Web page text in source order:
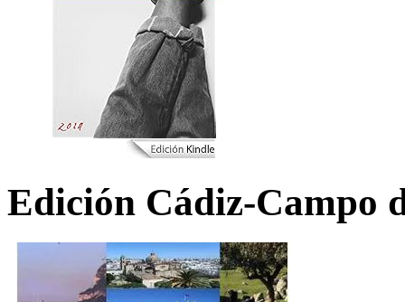
Edición Cádiz-Campo